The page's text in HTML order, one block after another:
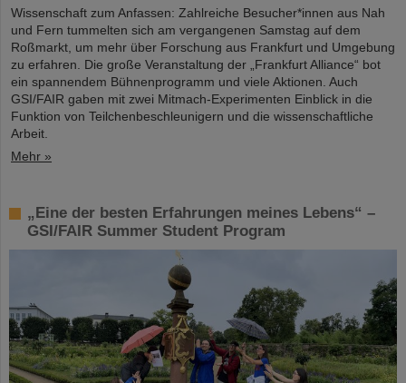
Wissenschaft zum Anfassen: Zahlreiche Besucher*innen aus Nah
und Fern tummelten sich am vergangenen Samstag auf dem
Roßmarkt, um mehr über Forschung aus Frankfurt und Umgebung
zu erfahren. Die große Veranstaltung der „Frankfurt Alliance“ bot
ein spannendem Bühnenprogramm und viele Aktionen. Auch
GSI/FAIR gaben mit zwei Mitmach-Experimenten Einblick in die
Funktion von Teilchenbeschleunigern und die wissenschaftliche
Arbeit.
Mehr »
„Eine der besten Erfahrungen meines Lebens“ –
GSI/FAIR Summer Student Program